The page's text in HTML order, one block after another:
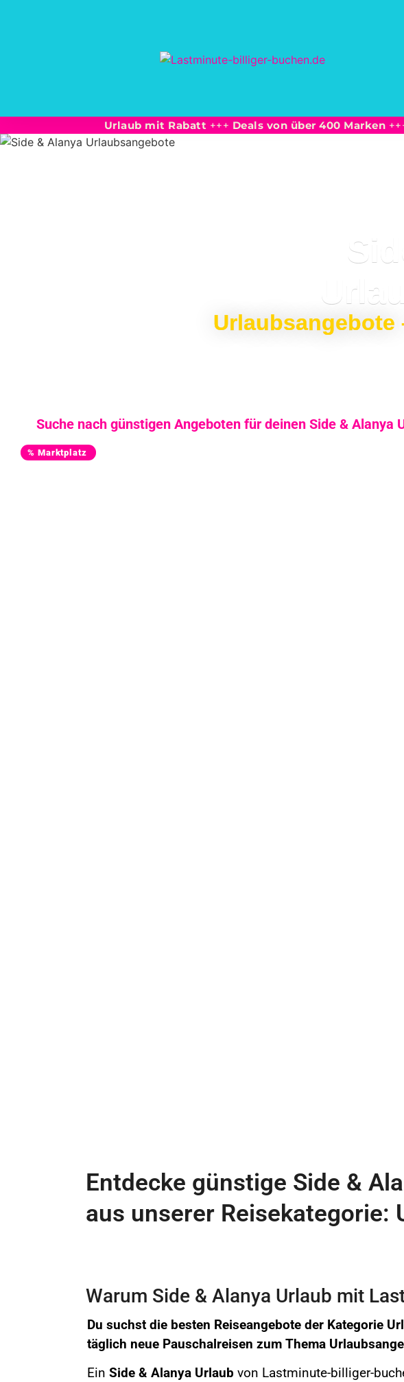
Urlaub mit Rabatt +++ Deals von über 400 Marken
Urlaubsangebote
Suche nach günstigen Angeboten für deinen Side &
% Marktplatz
Entdecke günstige Side &
aus unserer Reisekategorie:
Warum Side & Alanya Urlaub mit
Du suchst die besten Reiseangebote der Kategorie
täglich neue Pauschalreisen zum Thema
Ein Side & Alanya Urlaub von Lastminute-billiger-